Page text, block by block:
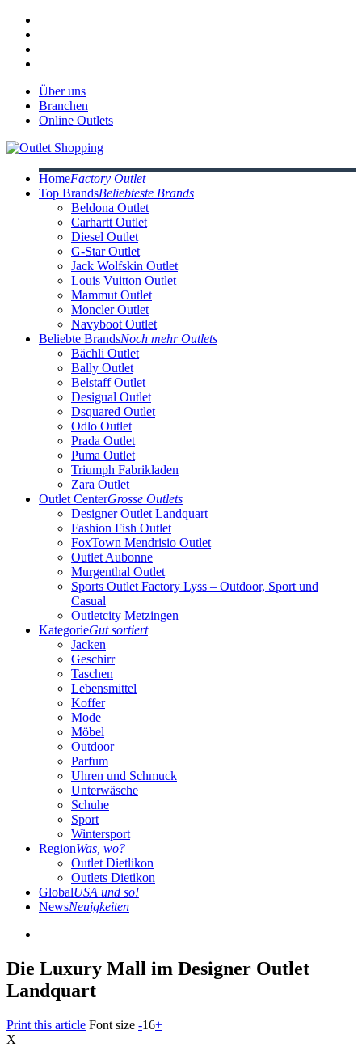
Über uns
Branchen
Online Outlets
HomeFactory Outlet
Top BrandsBeliebteste Brands
Beldona Outlet
Carhartt Outlet
Diesel Outlet
G-Star Outlet
Jack Wolfskin Outlet
Louis Vuitton Outlet
Mammut Outlet
Moncler Outlet
Navyboot Outlet
Beliebte BrandsNoch mehr Outlets
Bächli Outlet
Bally Outlet
Belstaff Outlet
Desigual Outlet
Dsquared Outlet
Odlo Outlet
Prada Outlet
Puma Outlet
Triumph Fabrikladen
Zara Outlet
Outlet CenterGrosse Outlets
Designer Outlet Landquart
Fashion Fish Outlet
FoxTown Mendrisio Outlet
Outlet Aubonne
Murgenthal Outlet
Sports Outlet Factory Lyss – Outdoor, Sport und
Casual
Outletcity Metzingen
KategorieGut sortiert
Jacken
Geschirr
Taschen
Lebensmittel
Koffer
Mode
Möbel
Outdoor
Parfum
Uhren und Schmuck
Unterwäsche
Schuhe
Sport
Wintersport
RegionWas, wo?
Outlet Dietlikon
Outlets Dietikon
GlobalUSA und so!
NewsNeuigkeiten
|
Die Luxury Mall im Designer Outlet
Landquart
Print this article Font size -16+
X